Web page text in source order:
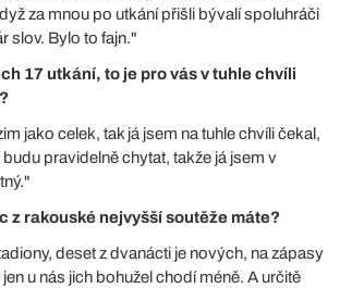
za mnou po utkání přišli bývalí spoluhráči
slov. Bylo to fajn."
17 utkání, to je pro vás v tuhle chvíli
jako celek, tak já jsem na tuhle chvíli čekal,
pravidelně chytat, takže já jsem v
z rakouské nejvyšší soutěže máte?
deset z dvanácti je nových, na zápasy
u nás jich bohužel chodí méně. A určitě